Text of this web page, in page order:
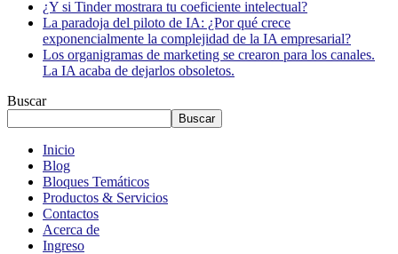
¿Y si Tinder mostrara tu coeficiente intelectual?
La paradoja del piloto de IA: ¿Por qué crece
exponencialmente la complejidad de la IA empresarial?
Los organigramas de marketing se crearon para los canales.
La IA acaba de dejarlos obsoletos.
Buscar
Buscar
Inicio
Blog
Bloques Temáticos
Productos & Servicios
Contactos
Acerca de
Ingreso